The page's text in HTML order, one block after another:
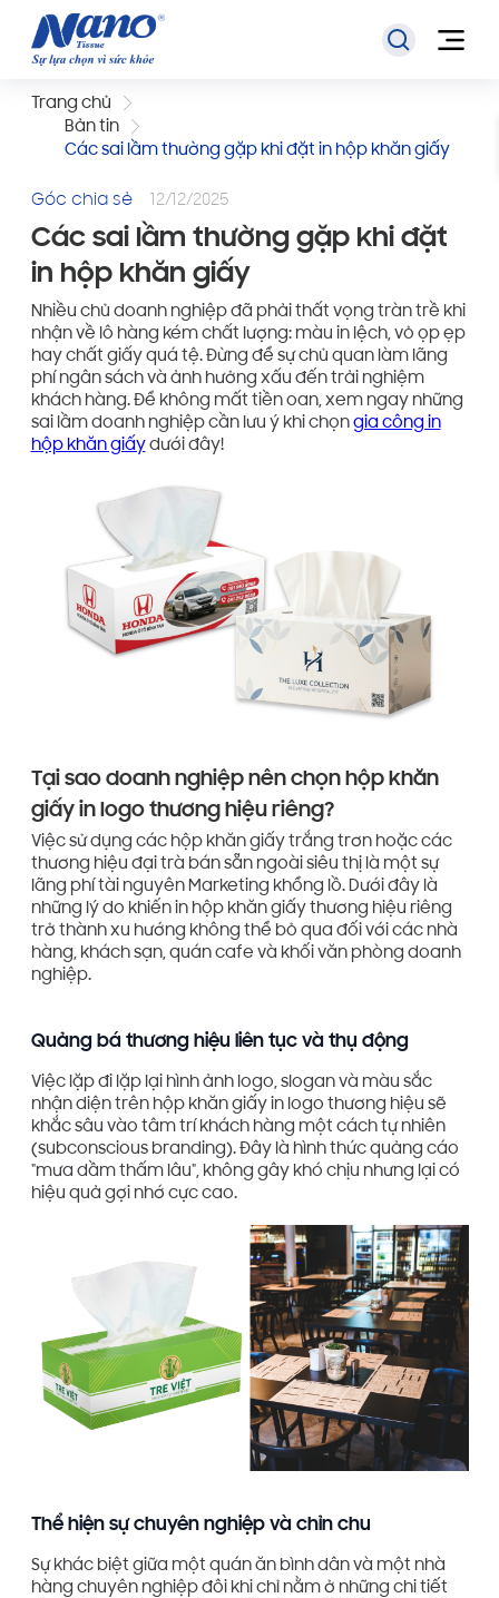
Trang chủ
Bản tin
Các sai lầm thường gặp khi đặt in hộp khăn giấy
Góc chia sẻ 12/12/2025
Các sai lầm thường gặp khi đặt
in hộp khăn giấy
Nhiều chủ doanh nghiệp đã phải thất vọng tràn trề khi
nhận về lô hàng kém chất lượng: màu in lệch, vỏ ọp ẹp
hay chất giấy quá tệ. Đừng để sự chủ quan làm lãng
phí ngân sách và ảnh hưởng xấu đến trải nghiệm
khách hàng. Để không mất tiền oan, xem ngay những
sai lầm doanh nghiệp cần lưu ý khi chọn gia công in
hộp khăn giấydưới đây!
Tại sao doanh nghiệp nên chọn hộp khăn
giấy in logo thương hiệu riêng?
Việc sử dụng các hộp khăn giấy trắng trơn hoặc các
thương hiệu đại trà bán sẵn ngoài siêu thị là một sự
lãng phí tài nguyên Marketing khổng lồ. Dưới đây là
những lý do khiến in hộp khăn giấy thương hiệu riêng
trở thành xu hướng không thể bỏ qua đối với các nhà
hàng, khách sạn, quán cafe và khối văn phòng doanh
nghiệp.
Quảng bá thương hiệu liên tục và thụ động
Việc lặp đi lặp lại hình ảnh logo, slogan và màu sắc
nhận diện trên hộp khăn giấy in logo thương hiệu sẽ
khắc sâu vào tâm trí khách hàng một cách tự nhiên
(subconscious branding). Đây là hình thức quảng cáo
"mưa dầm thấm lâu", không gây khó chịu nhưng lại có
hiệu quả gợi nhớ cực cao.
Thể hiện sự chuyên nghiệp và chỉn chu
Sự khác biệt giữa một quán ăn bình dân và một nhà
hàng chuyên nghiệp đôi khi chỉ nằm ở những chi tiết